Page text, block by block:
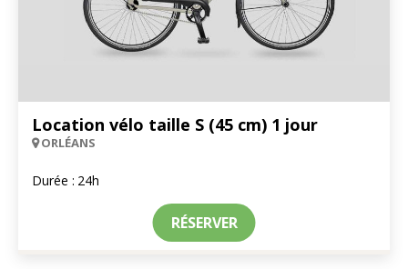
Location vélo taille S (45 cm) 1 jour
ORLÉANS
Durée : 24h
RÉSERVER